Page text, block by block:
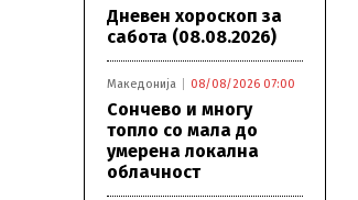
Дневен хороскоп за
сабота (08.08.2026)
Македонија 08/08/2026 07:00
Сончево и многу
топло со мала до
умерена локална
облачност